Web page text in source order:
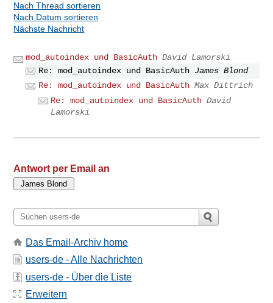
Nach Thread sortieren
Nach Datum sortieren
Nächste Nachricht
mod_autoindex und BasicAuth David Lamorski
Re: mod_autoindex und BasicAuth James Blond
Re: mod_autoindex und BasicAuth Max Dittrich
Re: mod_autoindex und BasicAuth David
Lamorski
Antwort per Email an
Das Email-Archiv home
users-de - Alle Nachrichten
users-de - Über die Liste
Erweitern